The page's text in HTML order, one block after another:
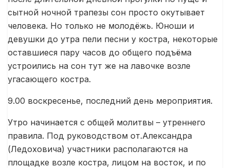
сытной ночной трапезы сон просто окутывает
человека. Но только не молодёжь. Юноши и
девушки до утра пели песни у костра, некоторые
оставшиеся пару часов до общего подъёма
устроились на сон тут же на лавочке возле
угасающего костра.
9.00 воскресенье, последний день мероприятия.
Утро начинается с общей молитвы – утреннего
правила. Под руководством от.Александра
(Ледоховича) участники располагаются на
площадке возле костра, лицом на восток, и по